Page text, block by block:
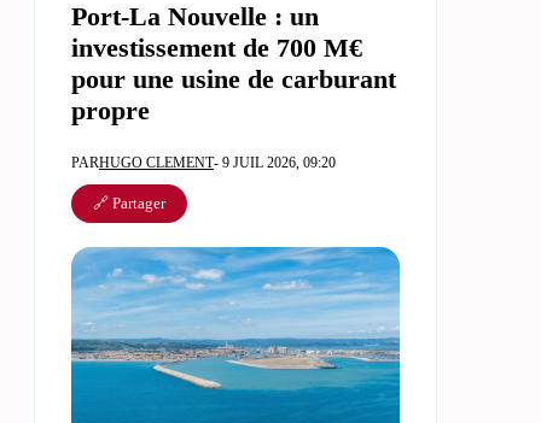
Port-La Nouvelle : un
investissement de 700 M€
pour une usine de carburant
propre
PARHUGO CLEMENT- 9 JUIL 2026, 09:20
🔗 Partager